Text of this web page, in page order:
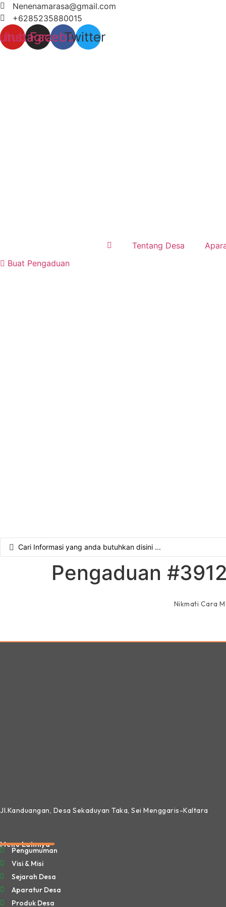
Lewati
ke
konten
Nenenamarasa@gmail.com
+6285235880015
Instagram
Facebook
Twitter
Tentang Desa
Buat Pengaduan
Search
Pengaduan #3912
Nikmati Cara
Jl.Kanduangan, Desa Sekaduyan Taka, Sei Menggaris-Kaltara
Menu Lainnya
Pengumuman
Visi & Misi
Sejarah Desa
Aparatur Desa
Produk Desa